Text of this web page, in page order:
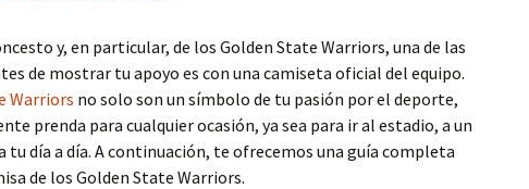
y, en particular, de los Golden State Warriors, una de las
de mostrar tu apoyo es con una camiseta oficial del equipo.
Warriors no solo son un símbolo de tu pasión por el deporte,
prenda para cualquier ocasión, ya sea para ir al estadio, a un
tu día a día. A continuación, te ofrecemos una guía completa
de los Golden State Warriors.